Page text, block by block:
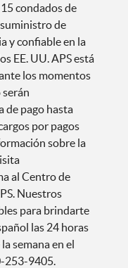
condados de
de
y confiable en la
EE. UU. APS está
los momentos
de pago hasta
por pagos
sobre la
al Centro de
Nuestros
para brindarte
las 24 horas
semana en el
253-9405.